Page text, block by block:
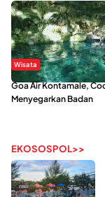
Wisata
Goa Air Kontamale,
Menyegarkan Badan
EKOSOSPOL>>